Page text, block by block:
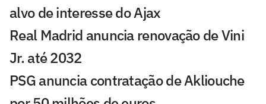
alvo de interesse do Ajax
Real Madrid anuncia renovação de Vini
Jr. até 2032
PSG anuncia contratação de Akliouche